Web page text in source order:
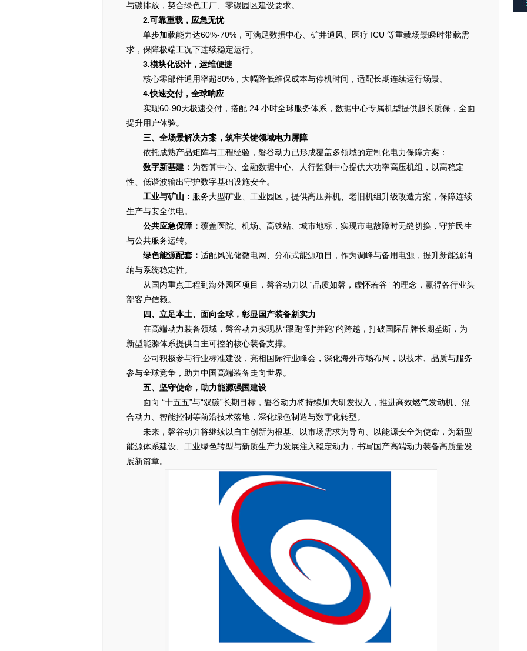
与碳排放，契合绿色工厂、零碳园区建设要求。
2.可靠重载，应急无忧
单步加载能力达60%-70%，可满足数据中心、矿井通风、医疗 ICU 等重载场景瞬时带载需
求，保障极端工况下连续稳定运行。
3.模块化设计，运维便捷
核心零部件通用率超80%，大幅降低维保成本与停机时间，适配长期连续运行场景。
4.快速交付，全球响应
实现60-90天极速交付，搭配 24 小时全球服务体系，数据中心专属机型提供超长质保，全面
提升用户体验。
三、全场景解决方案，筑牢关键领域电力屏障
依托成熟产品矩阵与工程经验，磐谷动力已形成覆盖多领域的定制化电力保障方案：
数字新基建： 为智算中心、金融数据中心、人行监测中心提供大功率高压机组，以高稳定
性、低谐波输出守护数字基础设施安全。
工业与矿山： 服务大型矿业、工业园区，提供高压并机、老旧机组升级改造方案，保障连续
生产与安全供电。
公共应急保障： 覆盖医院、机场、高铁站、城市地标，实现市电故障时无缝切换，守护民生
与公共服务运转。
绿色能源配套： 适配风光储微电网、分布式能源项目，作为调峰与备用电源，提升新能源消
纳与系统稳定性。
从国内重点工程到海外园区项目，磐谷动力以 “品质如磐，虚怀若谷” 的理念，赢得各行业头
部客户信赖。
四、立足本土、面向全球，彰显国产装备新实力
在高端动力装备领域，磐谷动力实现从“跟跑”到“并跑”的跨越，打破国际品牌长期垄断，为
新型能源体系提供自主可控的核心装备支撑。
公司积极参与行业标准建设，亮相国际行业峰会，深化海外市场布局，以技术、品质与服务
参与全球竞争，助力中国高端装备走向世界。
五、坚守使命，助力能源强国建设
面向 “十五五”与“双碳”长期目标，磐谷动力将持续加大研发投入，推进高效燃气发动机、混
合动力、智能控制等前沿技术落地，深化绿色制造与数字化转型。
未来，磐谷动力将继续以自主创新为根基、以市场需求为导向、以能源安全为使命，为新型
能源体系建设、工业绿色转型与新质生产力发展注入稳定动力，书写国产高端动力装备高质量发
展新篇章。